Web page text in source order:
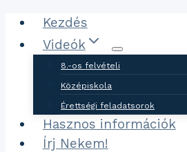
Ugrás
tartalomhoz
Kezdés
Videók
8.-os felvételi
Középiskola
Érettségi feladatsorok
Hasznos információk
Írj Nekem!